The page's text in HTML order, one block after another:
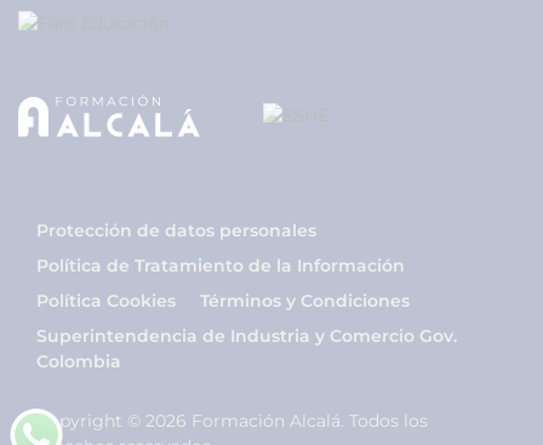
Protección de datos personales
Política de Tratamiento de la Información
Política Cookies
Términos y Condiciones
Superintendencia de Industria y Comercio Gov.
Colombia
Copyright © 2026 Formación Alcalá. Todos los